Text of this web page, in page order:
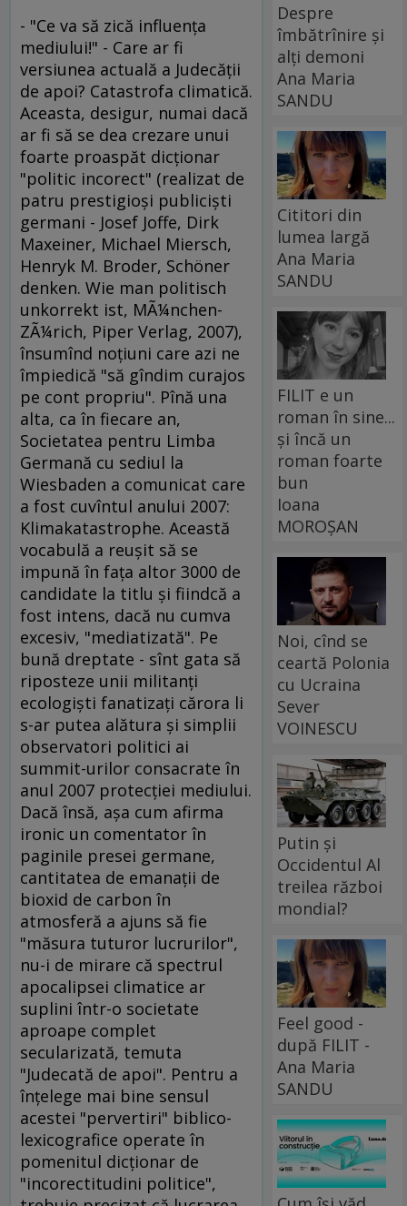
- "Ce va să zică influenţa
mediului!" - Care ar fi
versiunea actuală a Judecăţii
de apoi? Catastrofa climatică.
Aceasta, desigur, numai dacă
ar fi să se dea crezare unui
foarte proaspăt dicţionar
"politic incorect" (realizat de
patru prestigioşi publicişti
germani - Josef Joffe, Dirk
Maxeiner, Michael Miersch,
Henryk M. Broder, Schöner
denken. Wie man politisch
unkorrekt ist, MÃ¼nchen-
ZÃ¼rich, Piper Verlag, 2007),
însumînd noţiuni care azi ne
împiedică "să gîndim curajos
pe cont propriu". Pînă una
alta, ca în fiecare an,
Societatea pentru Limba
Germană cu sediul la
Wiesbaden a comunicat care
a fost cuvîntul anului 2007:
Klimakatastrophe. Această
vocabulă a reuşit să se
impună în faţa altor 3000 de
candidate la titlu şi fiindcă a
fost intens, dacă nu cumva
excesiv, "mediatizată". Pe
bună dreptate - sînt gata să
riposteze unii militanţi
ecologişti fanatizaţi cărora li
s-ar putea alătura şi simplii
observatori politici ai
summit-urilor consacrate în
anul 2007 protecţiei mediului.
Dacă însă, aşa cum afirma
ironic un comentator în
paginile presei germane,
cantitatea de emanaţii de
bioxid de carbon în
atmosferă a ajuns să fie
"măsura tuturor lucrurilor",
nu-i de mirare că spectrul
apocalipsei climatice ar
suplini într-o societate
aproape complet
secularizată, temuta
"Judecată de apoi". Pentru a
înţelege mai bine sensul
acestei "pervertiri" biblico-
lexicografice operate în
pomenitul dicţionar de
"incorectitudini politice",
Despre
îmbătrînire și
alți demoni
Ana Maria
SANDU
Cititori din
lumea largă
Ana Maria
SANDU
FILIT e un
roman în sine...
și încă un
roman foarte
bun
Ioana
MOROȘAN
Noi, cînd se
ceartă Polonia
cu Ucraina
Sever
VOINESCU
Putin și
Occidentul Al
treilea război
mondial?
Feel good -
după FILIT -
Ana Maria
SANDU